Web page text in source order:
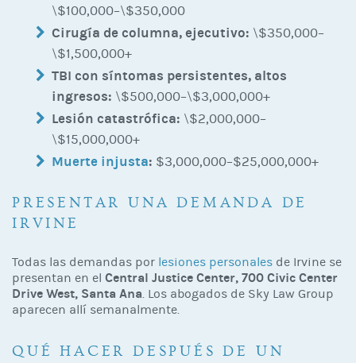
\$100,000–\$350,000
Cirugía de columna, ejecutivo: \$350,000–
\$1,500,000+
TBI con síntomas persistentes, altos
ingresos: \$500,000–\$3,000,000+
Lesión catastrófica: \$2,000,000–
\$15,000,000+
Muerte injusta: $3,000,000–$25,000,000+
PRESENTAR UNA DEMANDA DE
IRVINE
Todas las demandas por lesiones personales de Irvine se
presentan en el Central Justice Center, 700 Civic Center
Drive West, Santa Ana. Los abogados de Sky Law Group
aparecen allí semanalmente.
QUÉ HACER DESPUÉS DE UN